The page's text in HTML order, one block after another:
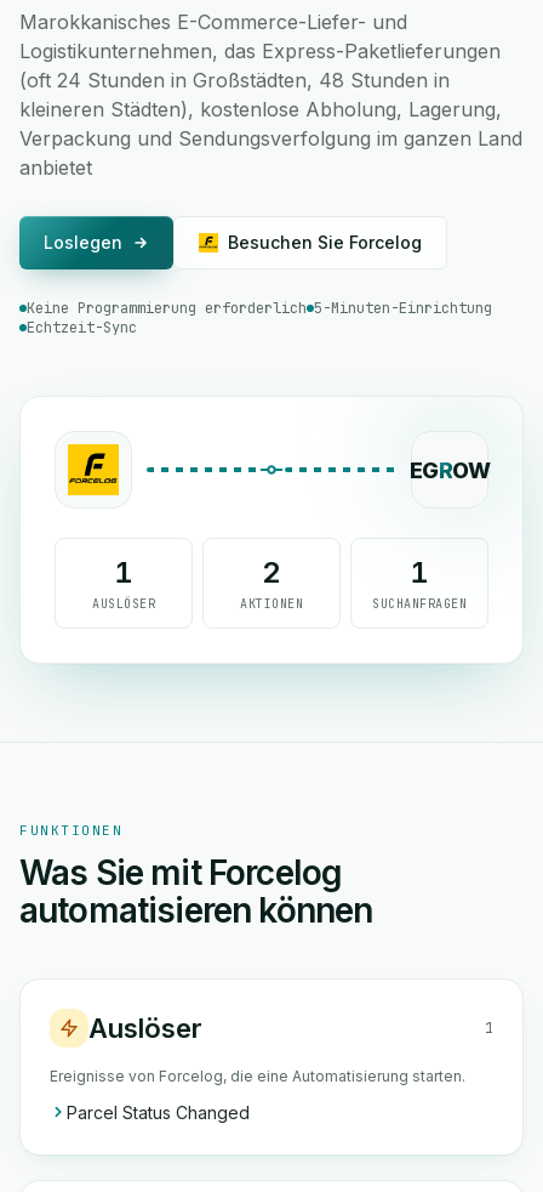
Marokkanisches E-Commerce-Liefer- und
Logistikunternehmen, das Express-Paketlieferungen
(oft 24 Stunden in Großstädten, 48 Stunden in
kleineren Städten), kostenlose Abholung, Lagerung,
Verpackung und Sendungsverfolgung im ganzen Land
anbietet
Loslegen Besuchen Sie Forcelog
Keine Programmierung erforderlich 5-Minuten-Einrichtung
Echtzeit-Sync
EGROW
1
AUSLÖSER
2
AKTIONEN
1
SUCHANFRAGEN
FUNKTIONEN
Was Sie mit Forcelog
automatisieren können
Auslöser 1
Ereignisse von Forcelog, die eine Automatisierung starten.
Parcel Status Changed